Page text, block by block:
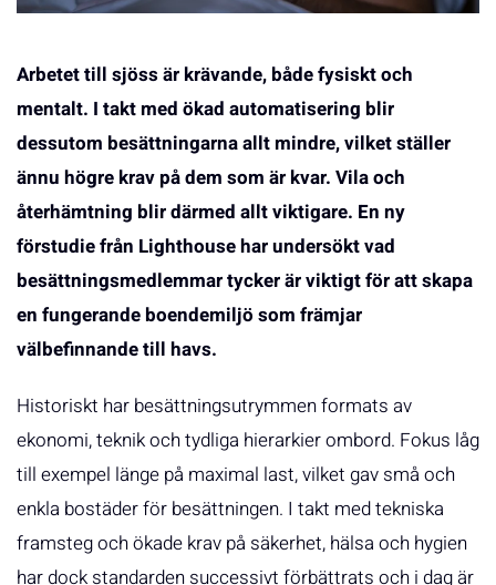
Arbetet till sjöss är krävande, både fysiskt och
mentalt. I takt med ökad automatisering blir
dessutom besättningarna allt mindre, vilket ställer
ännu högre krav på dem som är kvar. Vila och
återhämtning blir därmed allt viktigare. En ny
förstudie från Lighthouse har undersökt vad
besättningsmedlemmar tycker är viktigt för att skapa
en fungerande boendemiljö som främjar
välbefinnande till havs.
Historiskt har besättningsutrymmen formats av
ekonomi, teknik och tydliga hierarkier ombord. Fokus låg
till exempel länge på maximal last, vilket gav små och
enkla bostäder för besättningen. I takt med tekniska
framsteg och ökade krav på säkerhet, hälsa och hygien
har dock standarden successivt förbättrats och i dag är